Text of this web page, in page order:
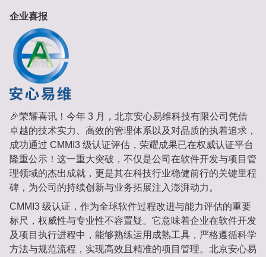
企业喜报
🎉荣耀喜讯！今年 3 月，北京安心易维科技有限公司凭借
卓越的技术实力、高效的管理体系以及对品质的执着追求，
成功通过 CMMI3 级认证评估，荣耀成果已在权威认证平台
隆重公示！这一重大突破，不仅是公司在软件开发与项目管
理领域的杰出成就，更是其在科技行业稳健前行的关键里程
碑，为公司的持续创新与业务拓展注入澎湃动力。
CMMI3 级认证，作为全球软件过程改进与能力评估的重要
标尺，权威性与专业性不容置疑。它意味着企业在软件开发
及项目执行进程中，能够熟练运用成熟工具，严格遵循科学
方法与规范流程，实现高效且精准的项目管理。北京安心易